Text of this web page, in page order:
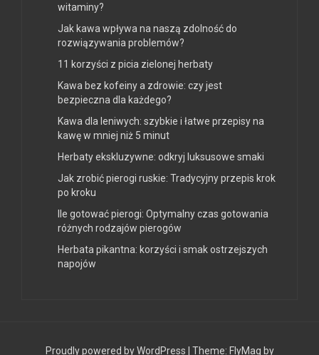
witaminy?
Jak kawa wpływa na naszą zdolność do
rozwiązywania problemów?
11 korzyści z picia zielonej herbaty
Kawa bez kofeiny a zdrowie: czy jest
bezpieczna dla każdego?
Kawa dla leniwych: szybkie i łatwe przepisy na
kawę w mniej niż 5 minut
Herbaty ekskluzywne: odkryj luksusowe smaki
Jak zrobić pierogi ruskie: Tradycyjny przepis krok
po kroku
Ile gotować pierogi: Optymalny czas gotowania
różnych rodzajów pierogów
Herbata pikantna: korzyści i smak ostrzejszych
napojów
Proudly powered by WordPress Theme: FlyMag by